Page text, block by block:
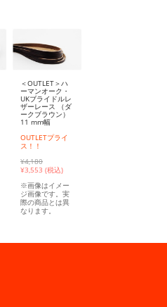
＜OUTLET＞ハ
ーマンオーク・
UKブライドルレ
ザーレース （ダ
ークブラウン）
11 mm幅
OUTLETプライ
ス！！
¥4,180
¥3,553 (税込)
※画像はイメー
ジ画像です。実
際の商品とは異
なります。